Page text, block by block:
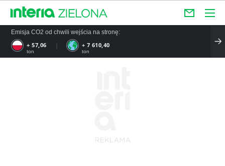
Emisja CO2 od chwili wejścia na stronę:
+ 57,06
ton
+ 7 610,40
ton